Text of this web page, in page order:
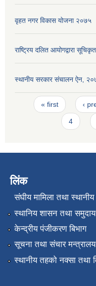
वृहत नगर विकास योजना २०७५
राष्ट्रिय दलित आयोगद्वारा
स्थानीय सरकार संचालन ऐन,
Pages
« first ‹
4
लिंक
संघीय मामिला तथा
स्थानिय शासन तथा
केन्द्रीय पंजीकरण बिभाग
सूचना तथा संचार मन्त्रालय
स्थानीय तहको नक्सा तथा